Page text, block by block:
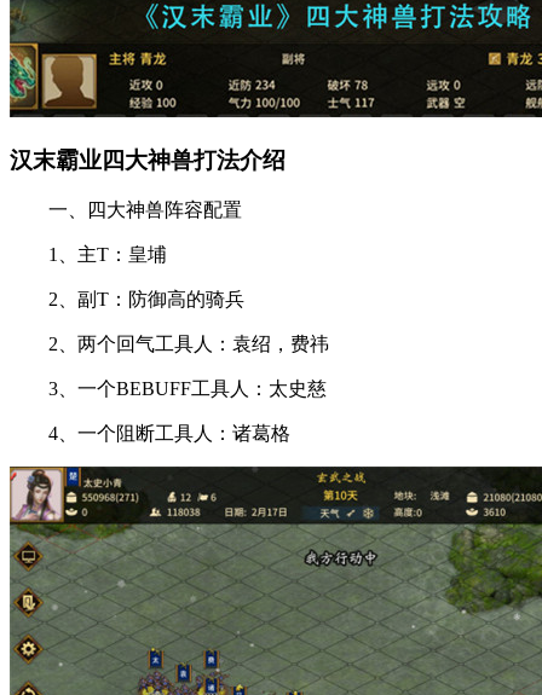
汉末霸业四大神兽打法介绍
一、四大神兽阵容配置
1、主T：皇埔
2、副T：防御高的骑兵
2、两个回气工具人：袁绍，费祎
3、一个BEBUFF工具人：太史慈
4、一个阻断工具人：诸葛格